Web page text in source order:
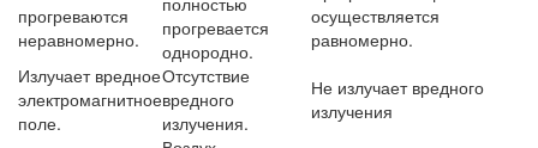
прогреваются
неравномерно.
прогревается
однородно.
осуществляется
равномерно.
Излучает вредное
электромагнитное
поле.
Отсутствие
вредного
излучения.
Не излучает вредного
излучения